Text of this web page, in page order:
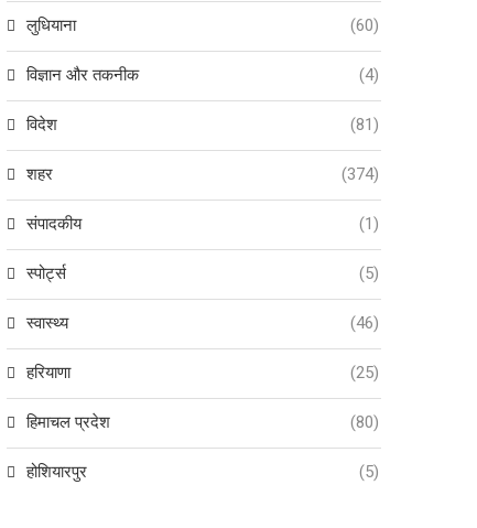
लुधियाना (60)
विज्ञान और तकनीक (4)
विदेश (81)
शहर (374)
संपादकीय (1)
स्पोर्ट्स (5)
स्वास्थ्य (46)
हरियाणा (25)
हिमाचल प्रदेश (80)
होशियारपुर (5)